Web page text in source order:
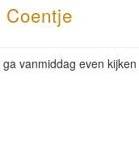
vanmiddag even